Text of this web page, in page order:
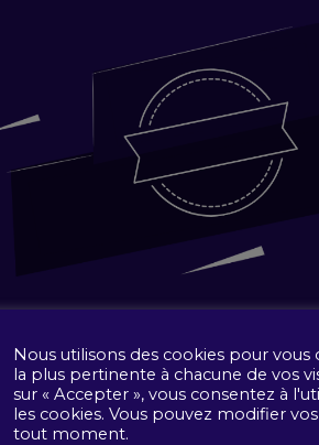
Nous utilisons des cookies pour vous
la plus pertinente à chacune de vos
sur « Accepter », vous consentez à
les cookies. Vous pouvez modifier
tout moment.